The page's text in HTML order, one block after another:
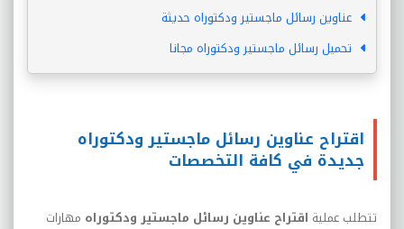
عناوين رسائل ماجستير ودكتوراه حديثة
تحميل رسائل ماجستير ودكتوراه مجانا
اقتراح عناوين رسائل ماجستير ودكتوراه
جديدة في كافة التخصصات
تتطلب عملية اقتراح عناوين رسائل ماجستير ودكتوراه مهارات